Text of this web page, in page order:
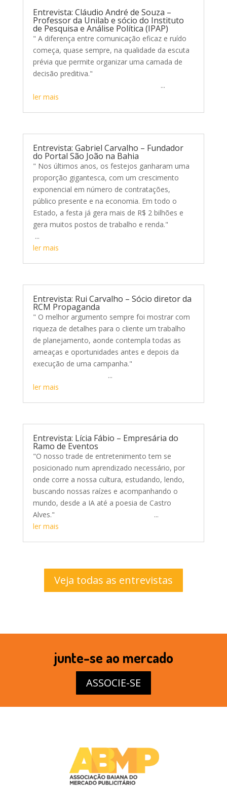
Entrevista: Cláudio André de Souza –
Professor da Unilab e sócio do Instituto
de Pesquisa e Análise Política (IPAP)
" A diferença entre comunicação eficaz e ruído
começa, quase sempre, na qualidade da escuta
prévia que permite organizar uma camada de
decisão preditiva."
...
ler mais
Entrevista: Gabriel Carvalho – Fundador
do Portal São João na Bahia
" Nos últimos anos, os festejos ganharam uma
proporção gigantesca, com um crescimento
exponencial em número de contratações,
público presente e na economia. Em todo o
Estado, a festa já gera mais de R$ 2 bilhões e
gera muitos postos de trabalho e renda."
...
ler mais
Entrevista: Rui Carvalho – Sócio diretor da
RCM Propaganda
" O melhor argumento sempre foi mostrar com
riqueza de detalhes para o cliente um trabalho
de planejamento, aonde contempla todas as
ameaças e oportunidades antes e depois da
execução de uma campanha."
...
ler mais
Entrevista: Lícia Fábio – Empresária do
Ramo de Eventos
"O nosso trade de entretenimento tem se
posicionado num aprendizado necessário, por
onde corre a nossa cultura, estudando, lendo,
buscando nossas raízes e acompanhando o
mundo, desde a IA até a poesia de Castro
Alves." ...
ler mais
Veja todas as entrevistas
junte-se ao mercado
ASSOCIE-SE